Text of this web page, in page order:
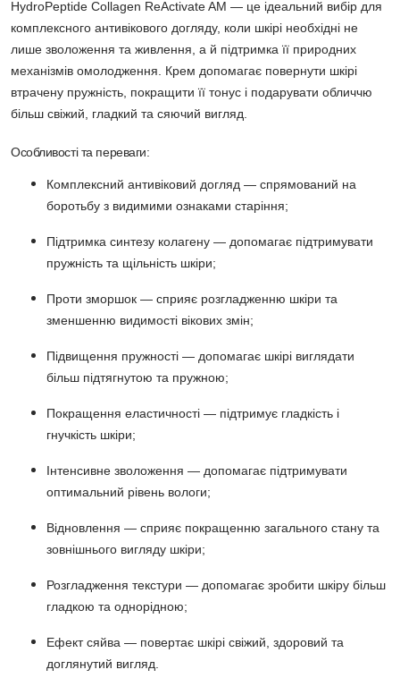
HydroPeptide Collagen ReActivate AM — це ідеальний вибір для
комплексного антивікового догляду, коли шкірі необхідні не
лише зволоження та живлення, а й підтримка її природних
механізмів омолодження. Крем допомагає повернути шкірі
втрачену пружність, покращити її тонус і подарувати обличчю
більш свіжий, гладкий та сяючий вигляд.
Особливості та переваги:
Комплексний антивіковий догляд — спрямований на
боротьбу з видимими ознаками старіння;
Підтримка синтезу колагену — допомагає підтримувати
пружність та щільність шкіри;
Проти зморшок — сприяє розгладженню шкіри та
зменшенню видимості вікових змін;
Підвищення пружності — допомагає шкірі виглядати
більш підтягнутою та пружною;
Покращення еластичності — підтримує гладкість і
гнучкість шкіри;
Інтенсивне зволоження — допомагає підтримувати
оптимальний рівень вологи;
Відновлення — сприяє покращенню загального стану та
зовнішнього вигляду шкіри;
Розгладження текстури — допомагає зробити шкіру більш
гладкою та однорідною;
Ефект сяйва — повертає шкірі свіжий, здоровий та
доглянутий вигляд.